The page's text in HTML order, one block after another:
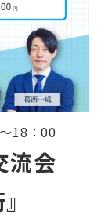
18：00
流会